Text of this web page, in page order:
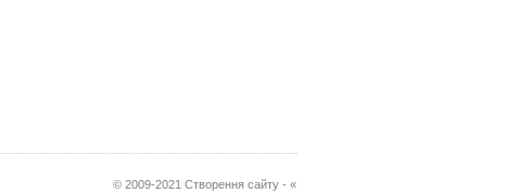
© 2009-2021 Створення сайту - «